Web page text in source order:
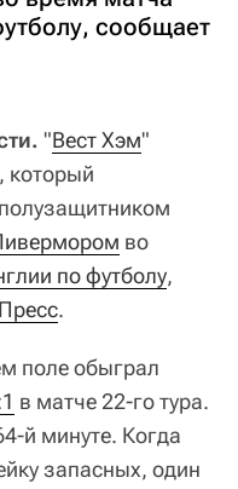
сообщает
"Вест Хэм"
который
во
по футболу,
.
поле обыграл
в матче 22-го тура.
й минуте. Когда
запасных, один